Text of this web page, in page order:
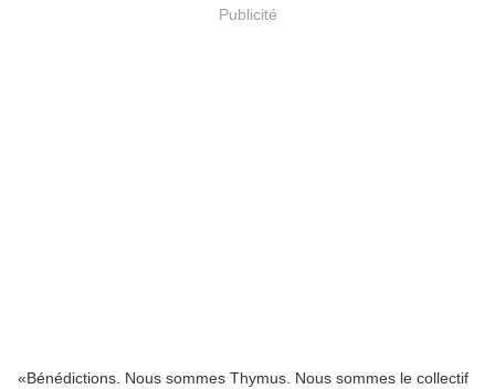
Publicité
«Bénédictions. Nous sommes Thymus. Nous sommes le collectif